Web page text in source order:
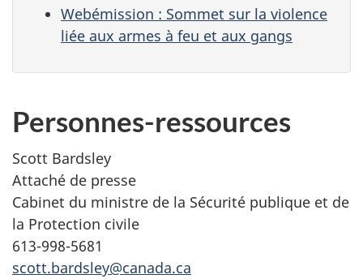
Webémission : Sommet sur la violence
liée aux armes à feu et aux gangs
Personnes-ressources
Scott Bardsley
Attaché de presse
Cabinet du ministre de la Sécurité publique et de
la Protection civile
613-998-5681
scott.bardsley@canada.ca